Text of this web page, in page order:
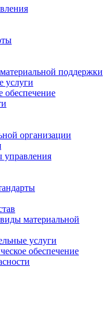
поддержки
услуги
обеспечение
организации
управления
материальной
услуги
обеспечение